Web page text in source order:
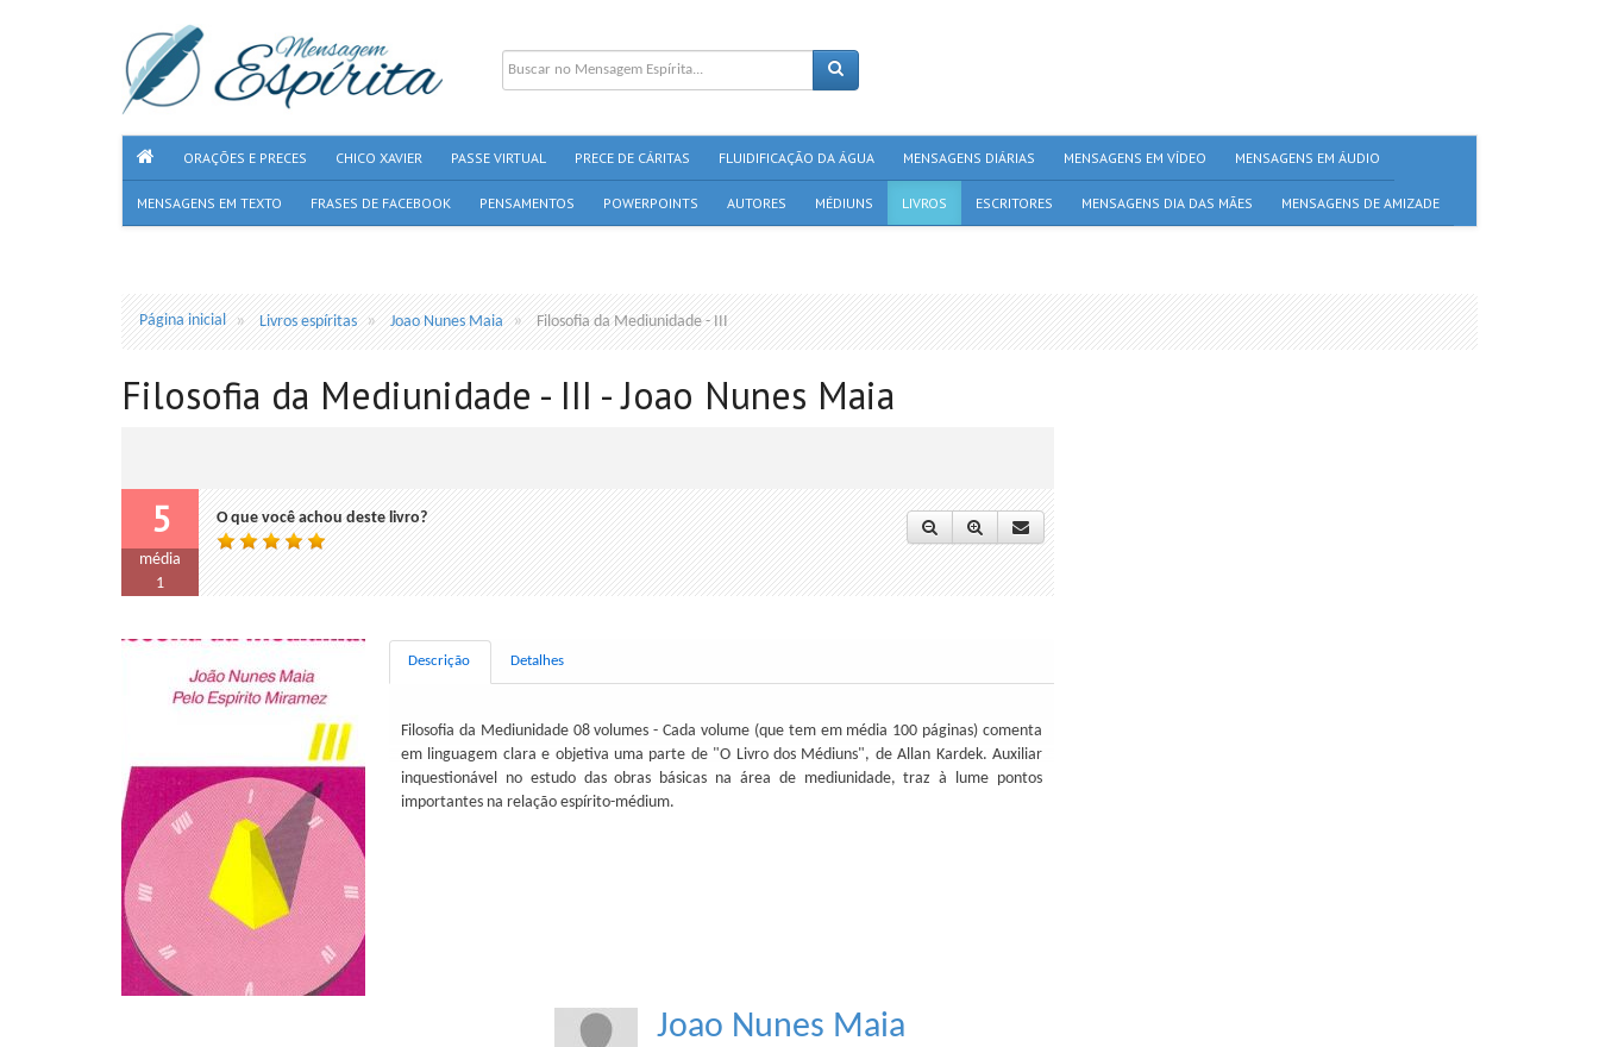
ORAÇÕES E PRECES CHICO XAVIER PASSE VIRTUAL PRECE DE CÁRITAS FLUIDIFICAÇÃO DA ÁGUA MENSAGENS DIÁRIAS MENSAGENS EM VÍDEO MENSAGENS EM ÁUDIO
MENSAGENS EM TEXTO FRASES DE FACEBOOK PENSAMENTOS POWERPOINTS AUTORES MÉDIUNS LIVROS ESCRITORES MENSAGENS DIA DAS MÃES MENSAGENS DE AMIZADE
Página inicial Livros espíritas Joao Nunes Maia Filosofia da Mediunidade - III
Filosofia da Mediunidade - III - Joao Nunes Maia
5
média
1
O que você achou deste livro?
Descrição Detalhes
Filosofia da Mediunidade 08 volumes - Cada volume (que tem em média 100 páginas) comenta
em linguagem clara e objetiva uma parte de "O Livro dos Médiuns", de Allan Kardek. Auxiliar
inquestionável no estudo das obras básicas na área de mediunidade, traz à lume pontos
importantes na relação espírito-médium.
Joao Nunes Maia